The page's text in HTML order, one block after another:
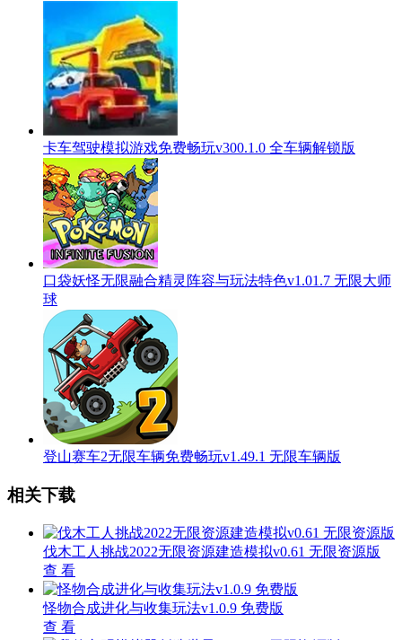
卡车驾驶模拟游戏免费畅玩v300.1.0 全车辆解锁版
口袋妖怪无限融合精灵阵容与玩法特色v1.01.7 无限大师
球
登山赛车2无限车辆免费畅玩v1.49.1 无限车辆版
相关下载
伐木工人挑战2022无限资源建造模拟v0.61 无限资源版
查 看
怪物合成进化与收集玩法v1.0.9 免费版
查 看